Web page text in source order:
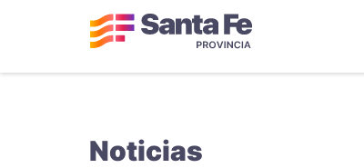
Noticias